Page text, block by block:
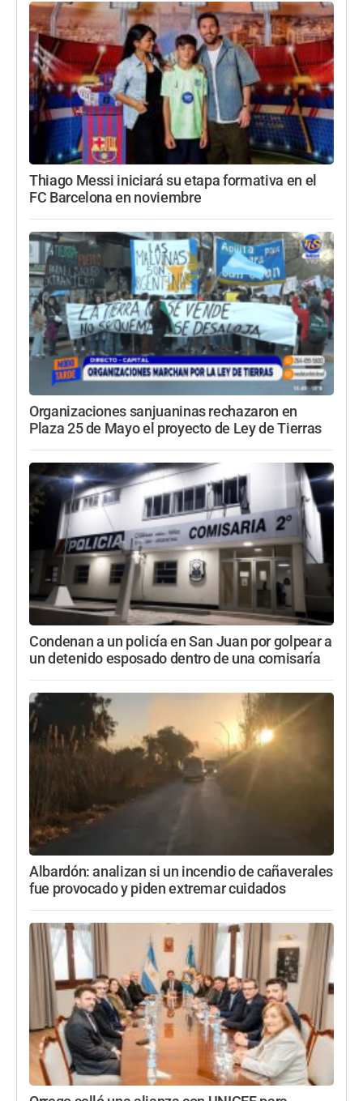
Thiago Messi iniciará su etapa formativa en el
FC Barcelona en noviembre
Organizaciones sanjuaninas rechazaron en
Plaza 25 de Mayo el proyecto de Ley de Tierras
Condenan a un policía en San Juan por golpear a
un detenido esposado dentro de una comisaría
Albardón: analizan si un incendio de cañaverales
fue provocado y piden extremar cuidados